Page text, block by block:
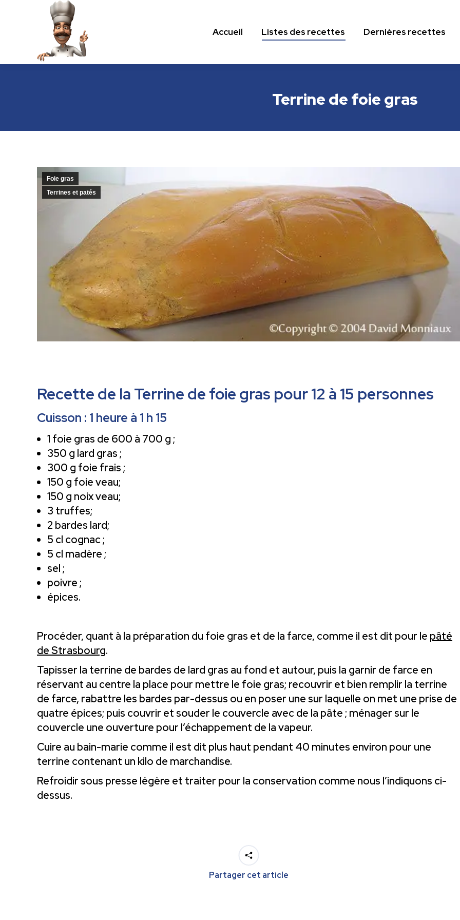
Les recettes de cuisine.com Accueil Listes des recettes Dernières recettes
Terrine de foie gras
Foie gras
Terrines et patés
Recette de la Terrine de foie gras pour 12 à 15 personnes
Cuisson : 1 heure à 1 h 15
1 foie gras de 600 à 700 g ;
350 g lard gras ;
300 g foie frais ;
150 g foie veau;
150 g noix veau;
3 truffes;
2 bardes lard;
5 cl cognac ;
5 cl madère ;
sel ;
poivre ;
épices.
Procéder, quant à la préparation du foie gras et de la farce, comme il est dit pour le pâté
de Strasbourg.
Tapisser la terrine de bardes de lard gras au fond et autour, puis la garnir de farce en
réservant au centre la place pour mettre le foie gras; recouvrir et bien remplir la terrine
de farce, rabattre les bardes par-dessus ou en poser une sur laquelle on met une prise de
quatre épices; puis couvrir et souder le couvercle avec de la pâte ; ménager sur le
couvercle une ouverture pour l’échappement de la vapeur.
Cuire au bain-marie comme il est dit plus haut pendant 40 minutes environ pour une
terrine contenant un kilo de marchandise.
Refroidir sous presse légère et traiter pour la conservation comme nous l’indiquons ci-
dessus.
Partager cet article